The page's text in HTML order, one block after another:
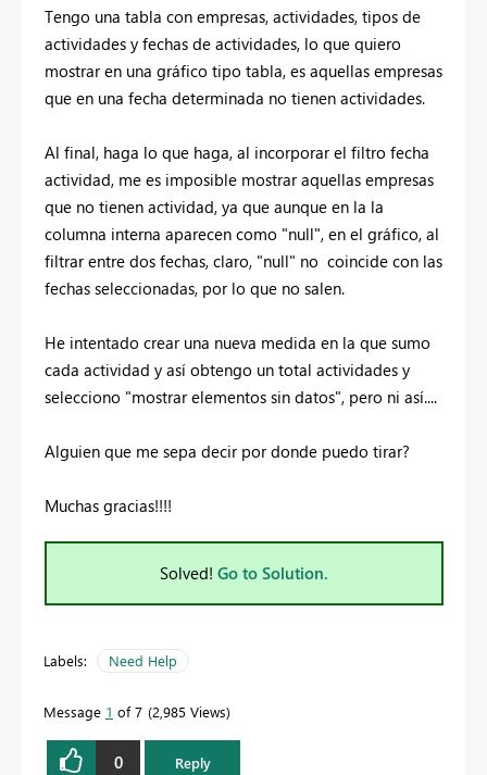
Tengo una tabla con empresas, actividades, tipos de
actividades y fechas de actividades, lo que quiero
mostrar en una gráfico tipo tabla, es aquellas empresas
que en una fecha determinada no tienen actividades.
Al final, haga lo que haga, al incorporar el filtro fecha
actividad, me es imposible mostrar aquellas empresas
que no tienen actividad, ya que aunque en la la
columna interna aparecen como "null", en el gráfico, al
filtrar entre dos fechas, claro, "null" no coincide con las
fechas seleccionadas, por lo que no salen.
He intentado crear una nueva medida en la que sumo
cada actividad y así obtengo un total actividades y
selecciono "mostrar elementos sin datos", pero ni así....
Alguien que me sepa decir por donde puedo tirar?
Muchas gracias!!!!
Solved! Go to Solution.
Labels: Need Help
Message 1 of 7 2,985 Views
0 Reply